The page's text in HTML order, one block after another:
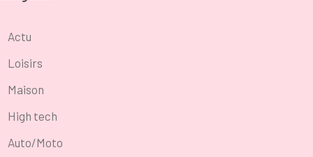
Actu
Loisirs
Maison
High tech
Auto/Moto